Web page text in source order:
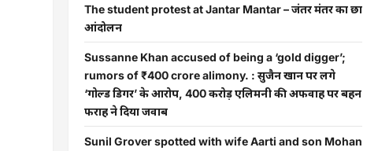
The student protest at Jantar Mantar – जंतर मंतर का छात्र
आंदोलन
Sussanne Khan accused of being a ‘gold digger’;
rumors of ₹400 crore alimony. : सुजैन खान पर लगे
‘गोल्ड डिगर’ के आरोप, 400 करोड़ एलिमनी की अफवाह पर बहन
फराह ने दिया जवाब
Sunil Grover spotted with wife Aarti and son Mohan